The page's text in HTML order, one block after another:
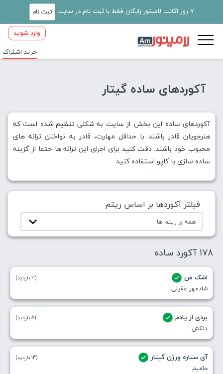
7 روز اکانت لامینور رایگان فقط با ثبت نام در سایت ثبت نام
وارد شوید
خرید اشتراک
آکوردهای ساده گیتار
آکوردهای ساده این بخش از سایت به شکلی تنظیم شده است که
هنرجویان قادر باشند با حداقل مهارت، قادر به نواختن ترانه های
محبوب خود باشند. دقت کنید برای اجرای این ترانه ها حتما از گزینه
ساده سازی با کاپو استفاده کنید
فیلتر آکوردها بر اساس ریتم
178 آکورد ساده
اشک من
شادمهر عقیلی
(3 بازدید)
بردی از یادم
دلکش
(5 بازدید)
آی ستاره ورژن گیتار
حامیم
(14 بازدید)